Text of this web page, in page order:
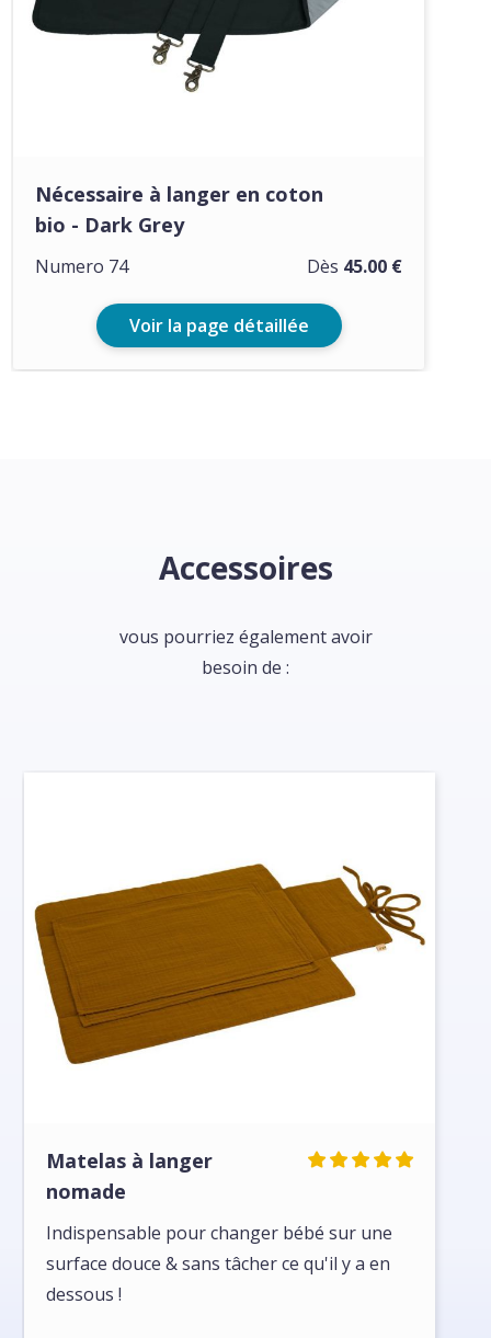
Nécessaire à langer en coton
bio - Dark Grey
Dès 45.00 €
Numero 74
Voir la page détaillée
Accessoires
vous pourriez également avoir
besoin de :
Matelas à langer
nomade
Indispensable pour changer bébé sur une
surface douce & sans tâcher ce qu'il y a en
dessous !